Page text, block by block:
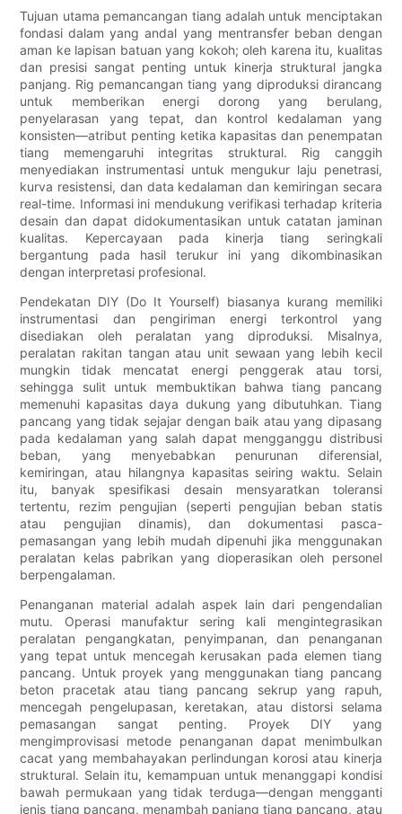
Tujuan utama pemancangan tiang adalah untuk menciptakan
fondasi dalam yang andal yang mentransfer beban dengan
aman ke lapisan batuan yang kokoh; oleh karena itu, kualitas
dan presisi sangat penting untuk kinerja struktural jangka
panjang. Rig pemancangan tiang yang diproduksi dirancang
untuk memberikan energi dorong yang berulang,
penyelarasan yang tepat, dan kontrol kedalaman yang
konsisten—atribut penting ketika kapasitas dan penempatan
tiang memengaruhi integritas struktural. Rig canggih
menyediakan instrumentasi untuk mengukur laju penetrasi,
kurva resistensi, dan data kedalaman dan kemiringan secara
real-time. Informasi ini mendukung verifikasi terhadap kriteria
desain dan dapat didokumentasikan untuk catatan jaminan
kualitas. Kepercayaan pada kinerja tiang seringkali
bergantung pada hasil terukur ini yang dikombinasikan
dengan interpretasi profesional.
Pendekatan DIY (Do It Yourself) biasanya kurang memiliki
instrumentasi dan pengiriman energi terkontrol yang
disediakan oleh peralatan yang diproduksi. Misalnya,
peralatan rakitan tangan atau unit sewaan yang lebih kecil
mungkin tidak mencatat energi penggerak atau torsi,
sehingga sulit untuk membuktikan bahwa tiang pancang
memenuhi kapasitas daya dukung yang dibutuhkan. Tiang
pancang yang tidak sejajar dengan baik atau yang dipasang
pada kedalaman yang salah dapat mengganggu distribusi
beban, yang menyebabkan penurunan diferensial,
kemiringan, atau hilangnya kapasitas seiring waktu. Selain
itu, banyak spesifikasi desain mensyaratkan toleransi
tertentu, rezim pengujian (seperti pengujian beban statis
atau pengujian dinamis), dan dokumentasi pasca-
pemasangan yang lebih mudah dipenuhi jika menggunakan
peralatan kelas pabrikan yang dioperasikan oleh personel
berpengalaman.
Penanganan material adalah aspek lain dari pengendalian
mutu. Operasi manufaktur sering kali mengintegrasikan
peralatan pengangkatan, penyimpanan, dan penanganan
yang tepat untuk mencegah kerusakan pada elemen tiang
pancang. Untuk proyek yang menggunakan tiang pancang
beton pracetak atau tiang pancang sekrup yang rapuh,
mencegah pengelupasan, keretakan, atau distorsi selama
pemasangan sangat penting. Proyek DIY yang
mengimprovisasi metode penanganan dapat menimbulkan
cacat yang membahayakan perlindungan korosi atau kinerja
struktural. Selain itu, kemampuan untuk menanggapi kondisi
bawah permukaan yang tidak terduga—dengan mengganti
jenis tiang pancang, menambah panjang tiang pancang, atau